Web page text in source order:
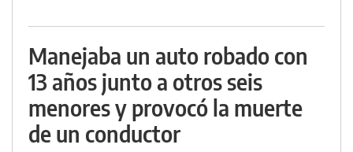
Manejaba un auto robado con
13 años junto a otros seis
menores y provocó la muerte
de un conductor